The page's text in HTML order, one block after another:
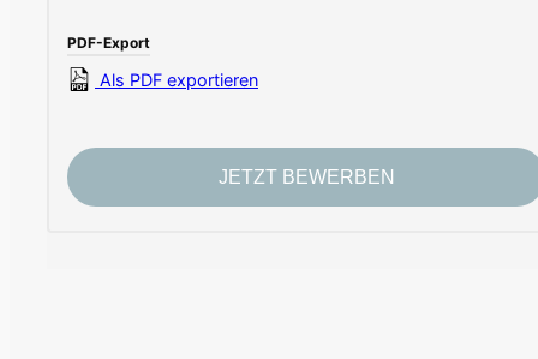
PDF-Export
Als PDF exportieren
JETZT BEWERBEN